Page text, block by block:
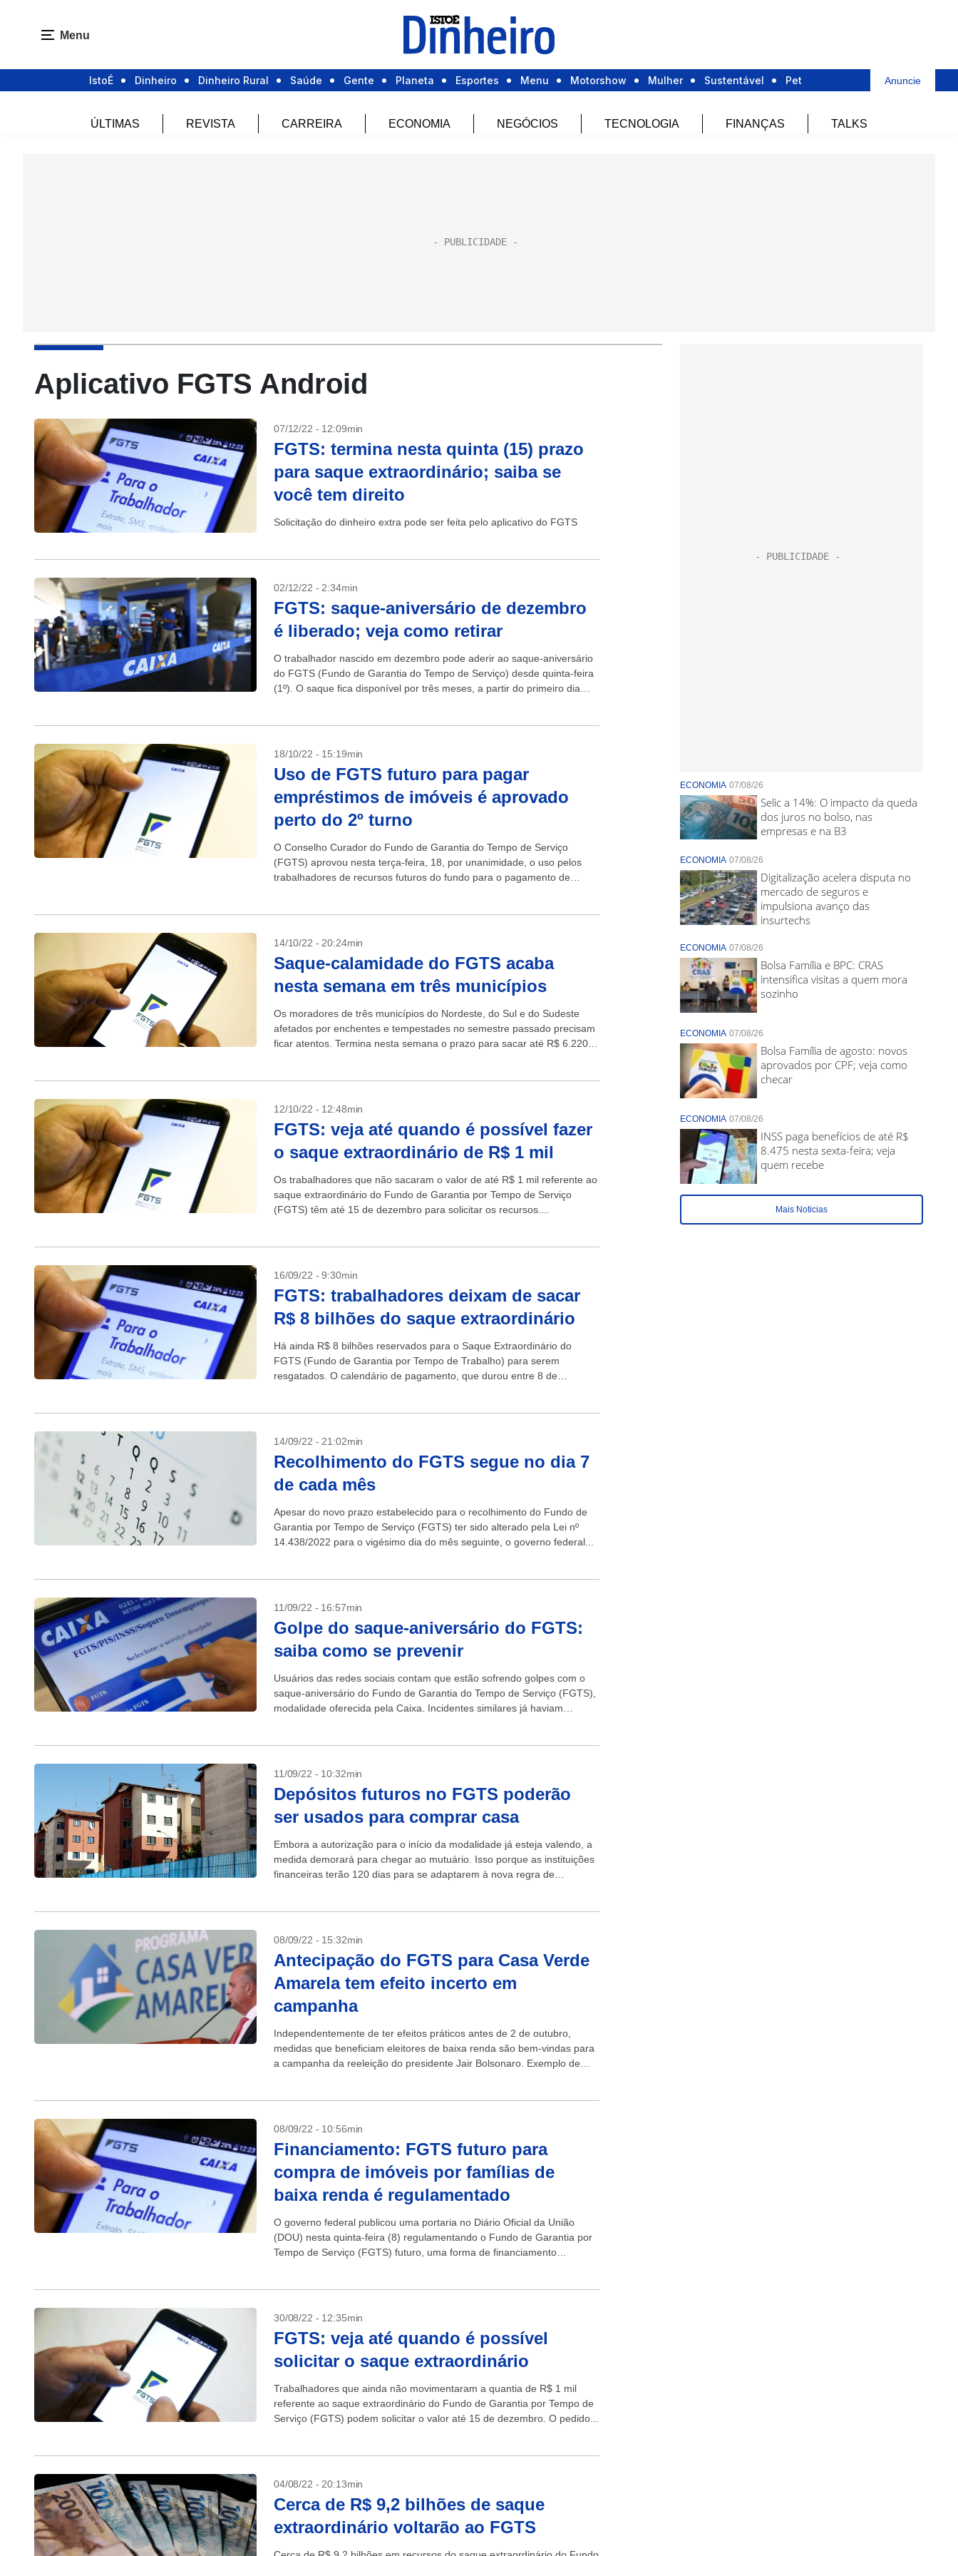
Menu
IstoÉ Dinheiro Dinheiro Rural Saúde Gente Planeta Esportes Menu Motorshow Mulher Sustentável Pet Anuncie
ÚLTIMAS REVISTA CARREIRA ECONOMIA NEGÓCIOS TECNOLOGIA FINANÇAS TALKS
Aplicativo FGTS Android
07/12/22 - 12:09min
FGTS: termina nesta quinta (15) prazo
para saque extraordinário; saiba se
você tem direito
Solicitação do dinheiro extra pode ser feita pelo aplicativo do FGTS
02/12/22 - 2:34min
FGTS: saque-aniversário de dezembro
é liberado; veja como retirar
O trabalhador nascido em dezembro pode aderir ao saque-aniversário
do FGTS (Fundo de Garantia do Tempo de Serviço) desde quinta-feira
(1º). O saque fica disponível por três meses, a partir do primeiro dia
18/10/22 - 15:19min
Uso de FGTS futuro para pagar
empréstimos de imóveis é aprovado
perto do 2º turno
O Conselho Curador do Fundo de Garantia do Tempo de Serviço
(FGTS) aprovou nesta terça-feira, 18, por unanimidade, o uso pelos
trabalhadores de recursos futuros do fundo para o pagamento de
14/10/22 - 20:24min
Saque-calamidade do FGTS acaba
nesta semana em três municípios
Os moradores de três municípios do Nordeste, do Sul e do Sudeste
afetados por enchentes e tempestades no semestre passado precisam
ficar atentos. Termina nesta semana o prazo para sacar até R$ 6.220
12/10/22 - 12:48min
FGTS: veja até quando é possível fazer
o saque extraordinário de R$ 1 mil
Os trabalhadores que não sacaram o valor de até R$ 1 mil referente ao
saque extraordinário do Fundo de Garantia por Tempo de Serviço
(FGTS) têm até 15 de dezembro para solicitar os recursos....
16/09/22 - 9:30min
FGTS: trabalhadores deixam de sacar
R$ 8 bilhões do saque extraordinário
Há ainda R$ 8 bilhões reservados para o Saque Extraordinário do
FGTS (Fundo de Garantia por Tempo de Trabalho) para serem
resgatados. O calendário de pagamento, que durou entre 8 de
14/09/22 - 21:02min
Recolhimento do FGTS segue no dia 7
de cada mês
Apesar do novo prazo estabelecido para o recolhimento do Fundo de
Garantia por Tempo de Serviço (FGTS) ter sido alterado pela Lei nº
14.438/2022 para o vigésimo dia do mês seguinte, o governo federal...
11/09/22 - 16:57min
Golpe do saque-aniversário do FGTS:
saiba como se prevenir
Usuários das redes sociais contam que estão sofrendo golpes com o
saque-aniversário do Fundo de Garantia do Tempo de Serviço (FGTS),
modalidade oferecida pela Caixa. Incidentes similares já haviam
11/09/22 - 10:32min
Depósitos futuros no FGTS poderão
ser usados para comprar casa
Embora a autorização para o início da modalidade já esteja valendo, a
medida demorará para chegar ao mutuário. Isso porque as instituições
financeiras terão 120 dias para se adaptarem à nova regra de
08/09/22 - 15:32min
Antecipação do FGTS para Casa Verde
Amarela tem efeito incerto em
campanha
Independentemente de ter efeitos práticos antes de 2 de outubro,
medidas que beneficiam eleitores de baixa renda são bem-vindas para
a campanha da reeleição do presidente Jair Bolsonaro. Exemplo de
08/09/22 - 10:56min
Financiamento: FGTS futuro para
compra de imóveis por famílias de
baixa renda é regulamentado
O governo federal publicou uma portaria no Diário Oficial da União
(DOU) nesta quinta-feira (8) regulamentando o Fundo de Garantia por
Tempo de Serviço (FGTS) futuro, uma forma de financiamento
30/08/22 - 12:35min
FGTS: veja até quando é possível
solicitar o saque extraordinário
Trabalhadores que ainda não movimentaram a quantia de R$ 1 mil
referente ao saque extraordinário do Fundo de Garantia por Tempo de
Serviço (FGTS) podem solicitar o valor até 15 de dezembro. O pedido...
04/08/22 - 20:13min
Cerca de R$ 9,2 bilhões de saque
extraordinário voltarão ao FGTS
ECONOMIA 07/08/26
Selic a 14%: O impacto da queda
dos juros no bolso, nas
empresas e na B3
ECONOMIA 07/08/26
Digitalização acelera disputa no
mercado de seguros e
impulsiona avanço das
insurtechs
ECONOMIA 07/08/26
Bolsa Família e BPC: CRAS
intensifica visitas a quem mora
sozinho
ECONOMIA 07/08/26
Bolsa Família de agosto: novos
aprovados por CPF; veja como
checar
ECONOMIA 07/08/26
INSS paga benefícios de até R$
8.475 nesta sexta-feira; veja
quem recebe
Mais Noticias